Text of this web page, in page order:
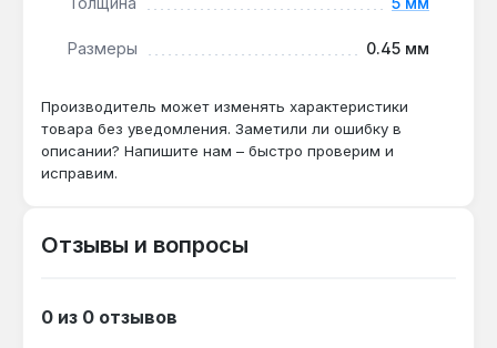
температура кабеля до 65 °C позволяет
использовать систему как основной или
доставка по Украине.
только для плиточных покрытий
укладки в клеевой раствор.
Размеры 0.45 мм
Производитель может изменять характеристики
товара без уведомления. Заметили ли ошибку в
описании? Напишите нам – быстро проверим и
исправим.
Отзывы и вопросы
0 из 0 отзывов